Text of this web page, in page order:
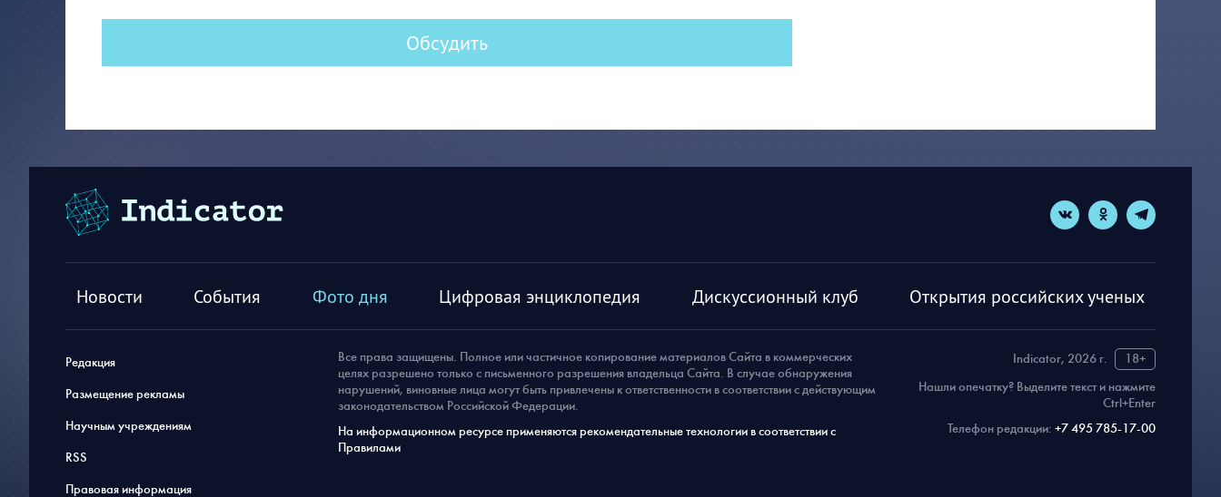
Обсудить
Новости События Фото дня Цифровая энциклопедия Дискуссионный клуб Открытия российских ученых
Редакция
Размещение рекламы
Научным учреждениям
RSS
Правовая информация
Indicator, 2026 г.
18+
Нашли опечатку? Выделите текст и нажмите
Ctrl+Enter
Телефон редакции: +7 495 785-17-00
Все права защищены. Полное или частичное копирование материалов Сайта в коммерческих
целях разрешено только с письменного разрешения владельца Сайта. В случае обнаружения
нарушений, виновные лица могут быть привлечены к ответственности в соответствии с действующим
законодательством Российской Федерации.
На информационном ресурсе применяются рекомендательные технологии в соответствии с
Правилами